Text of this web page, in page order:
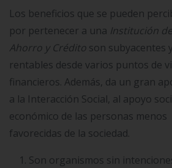
Los beneficios que se pueden
por pertenecer a una Institución de
Ahorro y Crédito son subyacentes y
rentables desde varios puntos de
financieros. Además, da un gran
a la Interacción Social, al apoyo
económico de las personas menos
favorecidas de la sociedad.
Son organismos sin